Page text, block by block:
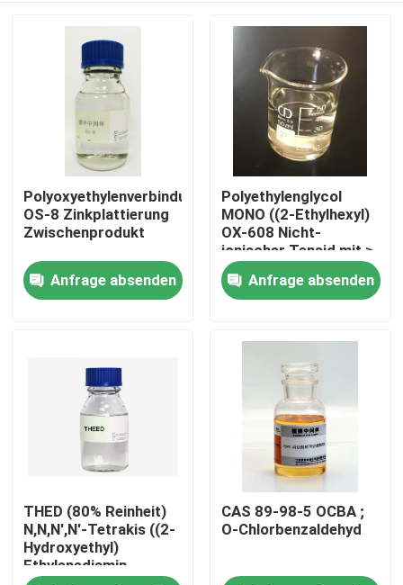
Produkte
Werksbesichtigung
Polyoxyethylenverbindung
OS-8 Zinkplattierung
Zwischenprodukt
Anfrage absenden
Polyethylenglycol
MONO ((2-Ethylhexyl)
OX-608 Nicht-
ionischer Tensid mit ≥
80%
Anfrage absenden
THED (80% Reinheit)
N,N,N',N'-Tetrakis ((2-
Hydroxyethyl)
Ethylenediamin
CAS 89-98-5 OCBA ;
O-Chlorbenzaldehyd